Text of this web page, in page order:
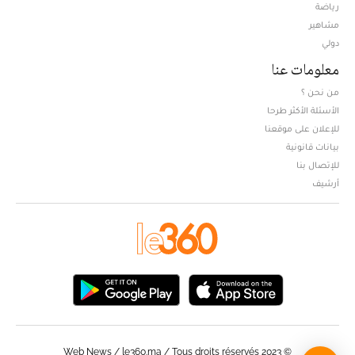
رياضة
مشاهير
دولي
معلومات عنا
من نحن ؟
الأسئلة الأكثر طرحا
للإعلان على موقعنا
بيانات قانونية
للإتصال بنا
أرشيف
© Web News / le360.ma / Tous droits réservés 2023